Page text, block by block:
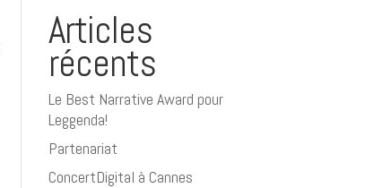
Articles
récents
Le Best Narrative Award pour
Leggenda!
Partenariat
ConcertDigital à Cannes